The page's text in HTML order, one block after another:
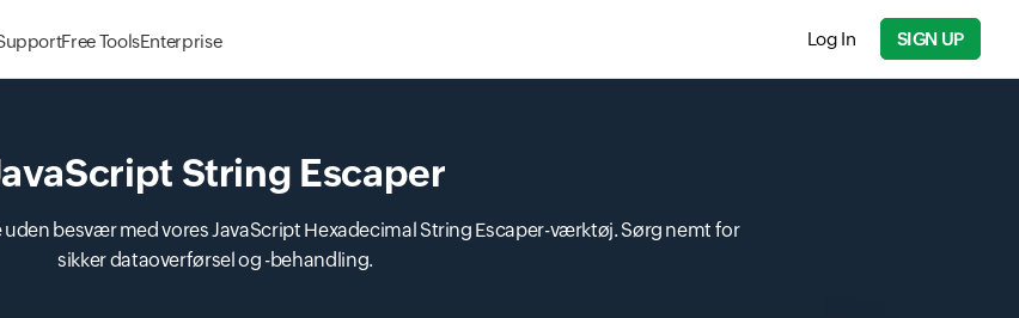
Free ToolsEnterprise Log In SIGN UP
String Escaper
besvær med vores JavaScript Hexadecimal String Escaper-værktøj. Sørg nemt for
sikker dataoverførsel og -behandling.